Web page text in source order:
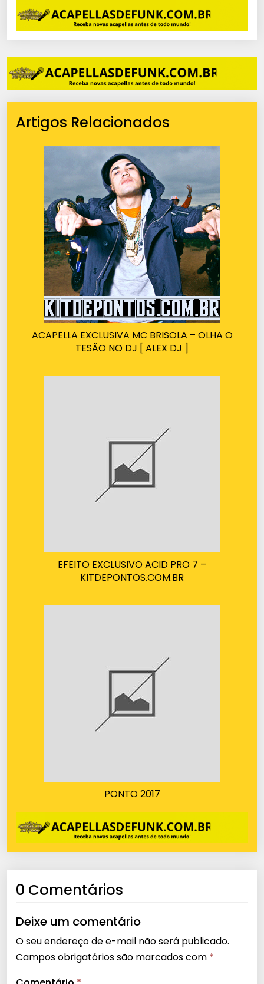
Artigos Relacionados
ACAPELLA EXCLUSIVA MC BRISOLA – OLHA O
TESÃO NO DJ [ ALEX DJ ]
EFEITO EXCLUSIVO ACID PRO 7 –
KITDEPONTOS.COM.BR
PONTO 2017
0 Comentários
Deixe um comentário
O seu endereço de e-mail não será publicado.
Campos obrigatórios são marcados com *